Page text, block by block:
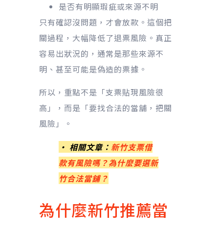
是否有明顯瑕疵或來源不明
只有確認沒問題，才會放款。這個把
關過程，大幅降低了退票風險。真正
容易出狀況的，通常是那些來源不
明、甚至可能是偽造的票據。
所以，重點不是「支票貼現風險很
高」，而是「要找合法的當舖，把關
風險」。
• 相關文章： 新竹支票借
款有風險嗎？為什麼要選新
竹合法當舖？
為什麼新竹推薦當